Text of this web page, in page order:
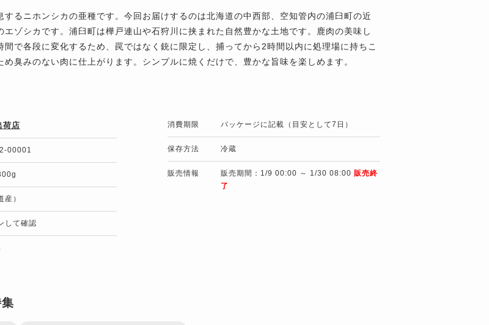
するニホンシカの亜種です。今回お届けするのは北海道の中西部、空知管内の浦臼町の近
エゾシカです。浦臼町は樺戸連山や石狩川に挟まれた自然豊かな土地です。鹿肉の美味し
間で各段に変化するため、罠ではなく銃に限定し、捕ってから2時間以内に処理場に持ちこ
臭みのない肉に仕上がります。シンプルに焼くだけで、豊かな旨味を楽しめます。
荷店
00001
産）
して確認
消費期限 パッケージに記載（目安として7日）
保存方法 冷蔵
販売情報 販売期間：1/9 00:00 ～ 1/30 08:00 販売終
了